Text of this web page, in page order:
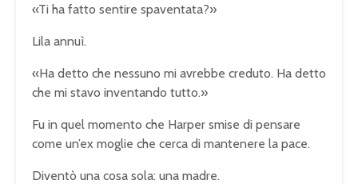
«Ti ha fatto sentire spaventata?»
Lila annuì.
«Ha detto che nessuno mi avrebbe creduto. Ha detto
che mi stavo inventando tutto.»
Fu in quel momento che Harper smise di pensare
come un’ex moglie che cerca di mantenere la pace.
Diventò una cosa sola: una madre.